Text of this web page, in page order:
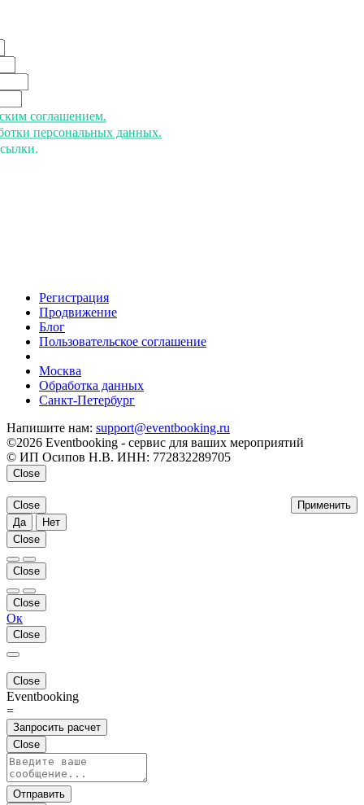
соглашением.
персональных данных.
Регистрация
Продвижение
Блог
Пользовательское соглашение
Москва
Обработка данных
Санкт-Петербург
Напишите нам: support@eventbooking.ru
©2026 Eventbooking - сервис для ваших мероприятий
© ИП Осипов Н.В. ИНН: 772832289705
Close
Применить
Close
Да
Нет
Close
Close
Close
Ок
Close
Close
Eventbooking
=
Запросить расчет
Close
Отправить